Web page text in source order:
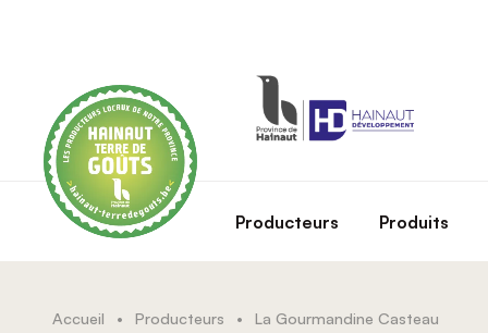
Producteurs Produits
Accueil • Producteurs • La Gourmandine Casteau